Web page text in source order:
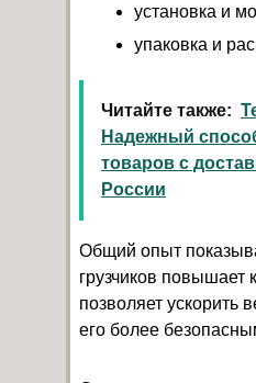
установка и
упаковка и
Читайте также:
Надежный
товаров с
России
Общий опыт
грузчиков повышает
позволяет ускорить
его более